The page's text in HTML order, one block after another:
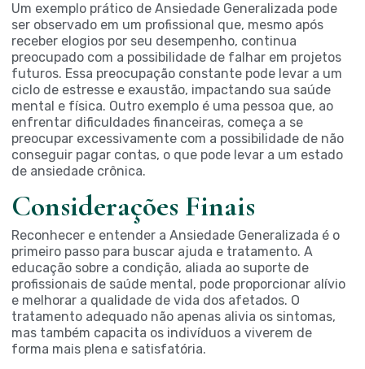
Um exemplo prático de Ansiedade Generalizada pode
ser observado em um profissional que, mesmo após
receber elogios por seu desempenho, continua
preocupado com a possibilidade de falhar em projetos
futuros. Essa preocupação constante pode levar a um
ciclo de estresse e exaustão, impactando sua saúde
mental e física. Outro exemplo é uma pessoa que, ao
enfrentar dificuldades financeiras, começa a se
preocupar excessivamente com a possibilidade de não
conseguir pagar contas, o que pode levar a um estado
de ansiedade crônica.
Considerações Finais
Reconhecer e entender a Ansiedade Generalizada é o
primeiro passo para buscar ajuda e tratamento. A
educação sobre a condição, aliada ao suporte de
profissionais de saúde mental, pode proporcionar alívio
e melhorar a qualidade de vida dos afetados. O
tratamento adequado não apenas alivia os sintomas,
mas também capacita os indivíduos a viverem de
forma mais plena e satisfatória.